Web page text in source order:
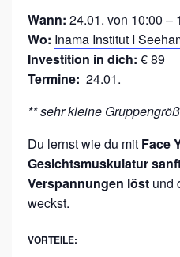
Wann: 24.01. von 10:00 –
Wo: Inama Institut I
Investition in dich: € 89
Termine: 24.01.
** sehr kleine
Du lernst wie du mit Face
Gesichtsmuskulatur
Verspannungen löst und
weckst.
VORTEILE: